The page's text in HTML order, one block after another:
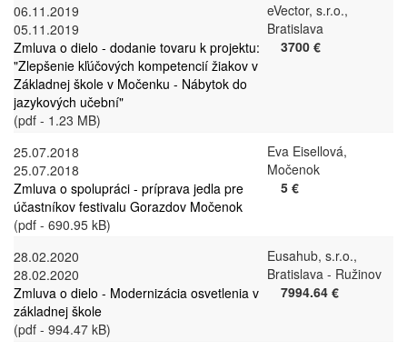
06.11.2019
05.11.2019
Zmluva o dielo - dodanie tovaru k projektu:
"Zlepšenie kľúčových kompetencií žiakov v
Základnej škole v Močenku - Nábytok do
jazykových učební"
(pdf - 1.23 MB)
eVector, s.r.o.,
Bratislava
3700 €
25.07.2018
25.07.2018
Zmluva o spolupráci - príprava jedla pre
účastníkov festivalu Gorazdov Močenok
(pdf - 690.95 kB)
Eva Eisellová,
Močenok
5 €
28.02.2020
28.02.2020
Zmluva o dielo - Modernizácia osvetlenia v
základnej škole
(pdf - 994.47 kB)
Eusahub, s.r.o.,
Bratislava - Ružinov
7994.64 €